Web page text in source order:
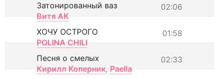
02:06
Затонированный ваз
Витя АК
01:58
ХОЧУ ОСТРОГО
POLINA CHILI
02:33
Песня о смелых
Кирилл Коперник, Paella